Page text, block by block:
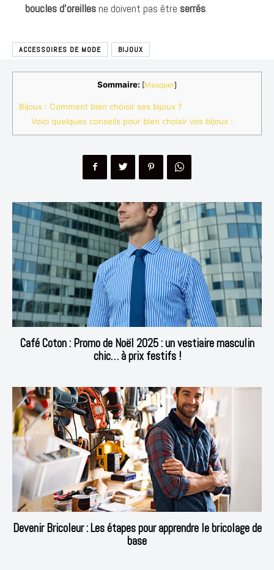
boucles d’oreillesne doivent pas être serrés.
ACCESSOIRES DE MODE BIJOUX
Sommaire: [Masquer]
Bijoux : Comment bien choisir ses bijoux ?
Voici quelques conseils pour bien choisir vos bijoux :
Café Coton : Promo de Noël 2025 : un vestiaire masculin
chic… à prix festifs !
Devenir Bricoleur : Les étapes pour apprendre le bricolage de
base